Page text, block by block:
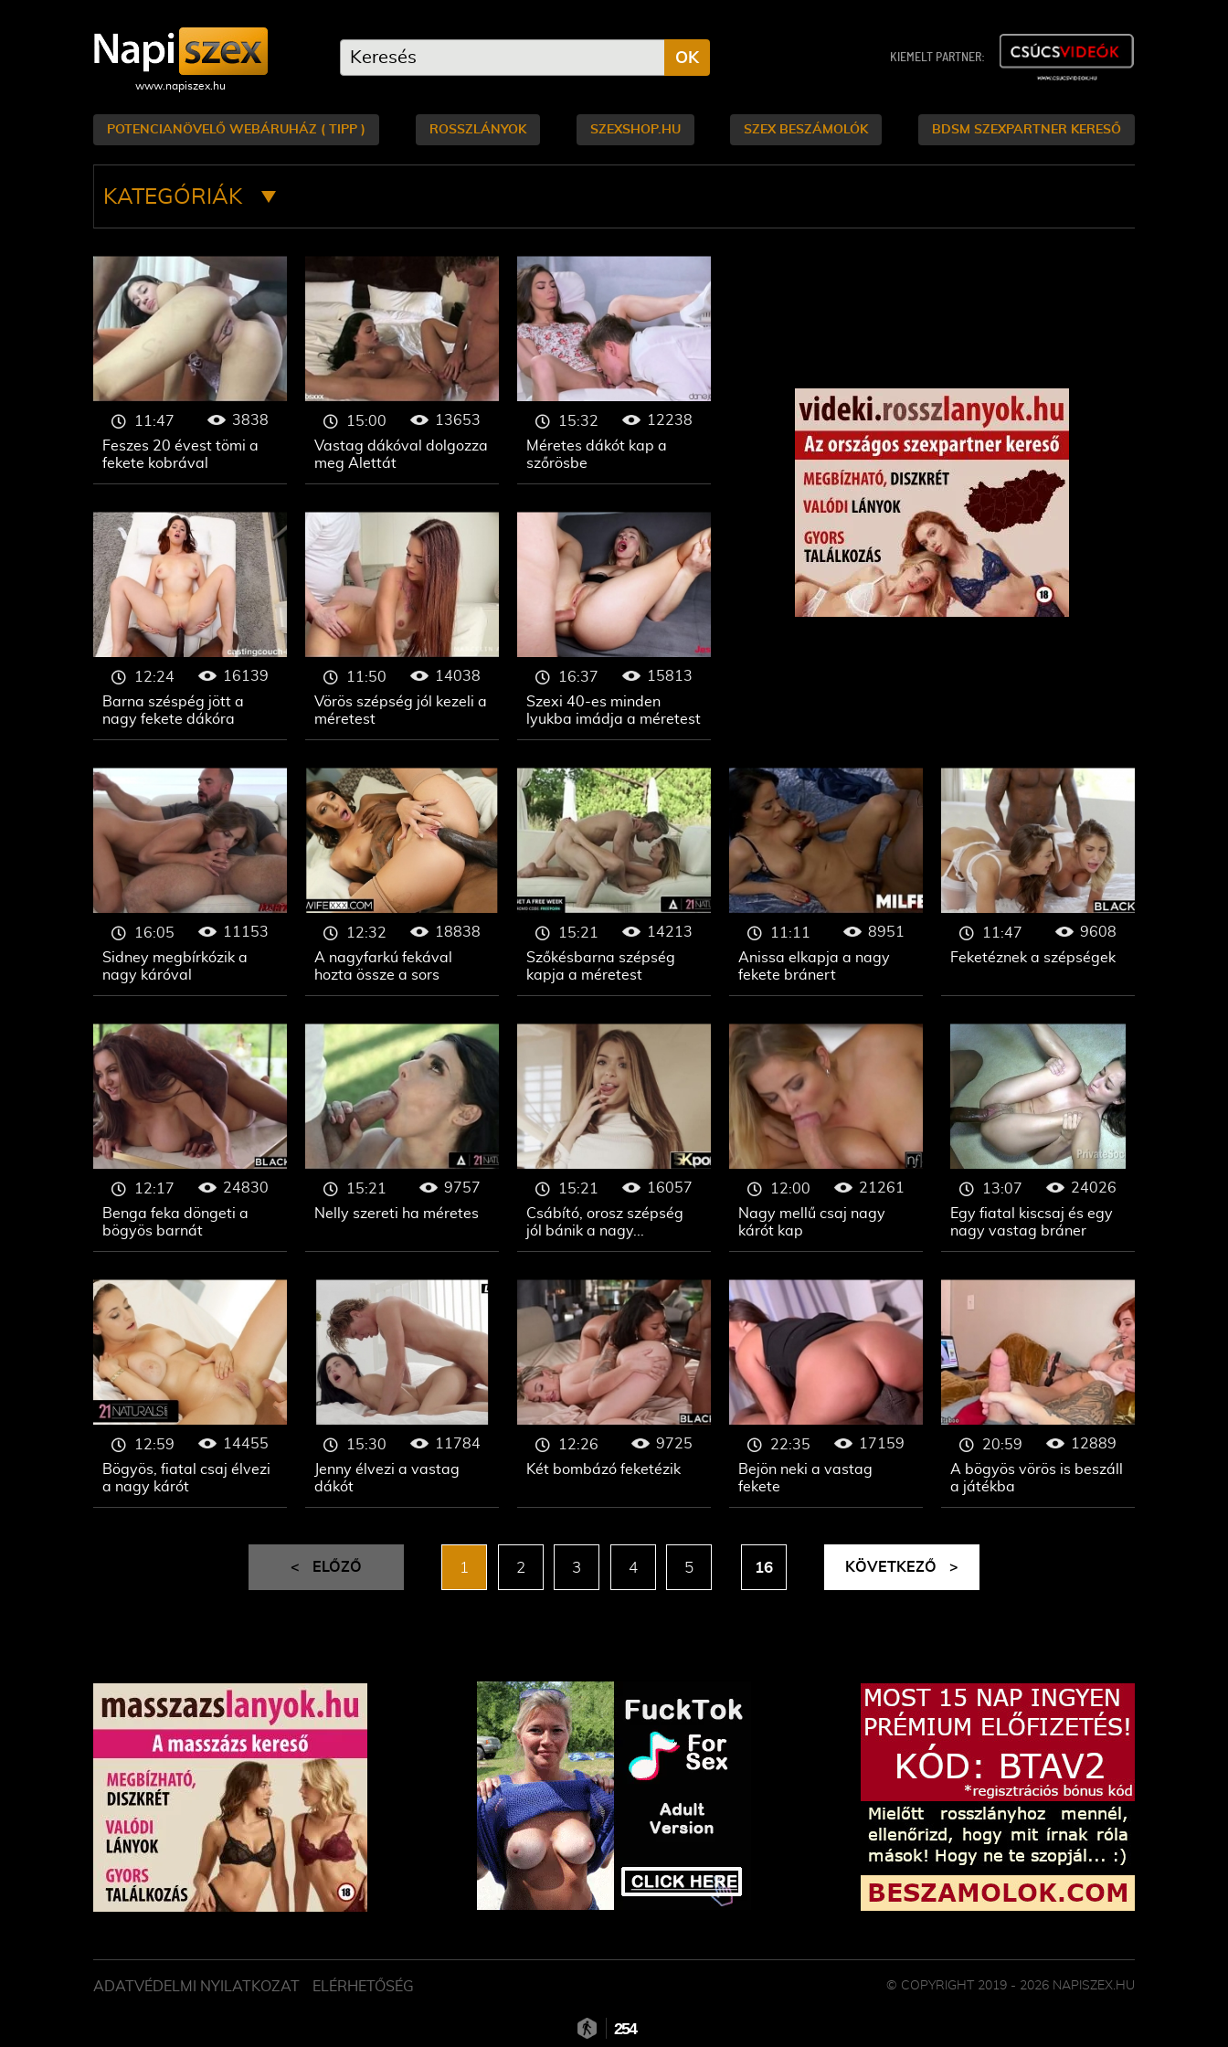
KIEMELT PARTNER:
POTENCIANÖVELŐ WEBÁRUHÁZ ( TIPP ) ROSSZLÁNYOK SZEXSHOP.HU SZEX BESZÁMOLÓK BDSM SZEXPARTNER KERESŐ
KATEGÓRIÁK
OK
Feszes 20 évest tömi a
fekete kobrával
11:47
3838
Vastag dákóval dolgozza
meg Alettát
15:00
13653
Méretes dákót kap a
szőrösbe
15:32 12238
Barna széspég jött a
nagy fekete dákóra
12:24
16139
Vörös szépség jól kezeli a
méretest
11:50
14038
Szexi 40-es minden
lyukba imádja a méretest
16:37 15813
Sidney megbírkózik a
nagy káróval
16:05
11153
A nagyfarkú fekával
hozta össze a sors
12:32
18838
Szőkésbarna szépség
kapja a méretest
15:21
14213
Anissa elkapja a nagy
fekete bránert
11:11
8951
Feketéznek a szépségek
11:47 9608
Benga feka döngeti a
bögyös barnát
12:17
24830
Nelly szereti ha méretes
15:21
9757
Csábító, orosz szépség
jól bánik a nagy...
15:21
16057
Nagy mellű csaj nagy
kárót kap
12:00
21261
Egy fiatal kiscsaj és egy
nagy vastag bráner
13:07 24026
Bögyös, fiatal csaj élvezi
a nagy kárót
12:59
14455
Jenny élvezi a vastag
dákót
15:30
11784
Két bombázó feketézik
12:26
9725
Bejön neki a vastag
fekete
22:35
17159
A bögyös vörös is beszáll
a játékba
20:59 12889
< ELŐZŐ 1 2 3 4 5 16 KÖVETKEZŐ >
ADATVÉDELMI NYILATKOZAT ELÉRHETŐSÉG © COPYRIGHT 2019 - 2026 NAPISZEX.HU
254